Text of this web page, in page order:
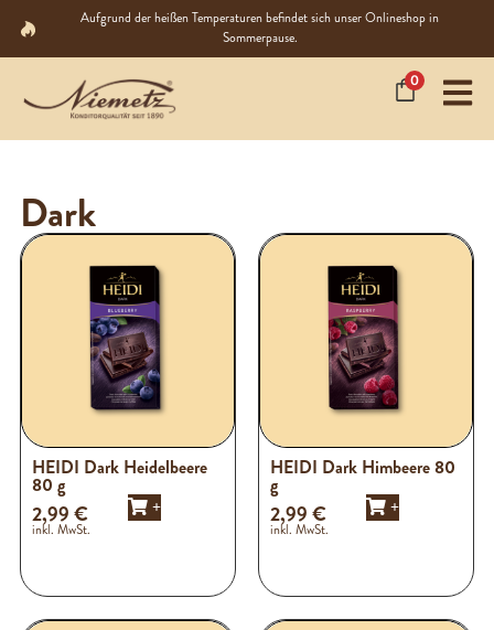
Aufgrund der heißen Temperaturen befindet sich unser Onlineshop in
Sommerpause.
0
Dark
HEIDI Dark Heidelbeere
80 g
+
2,99€
inkl. MwSt.
HEIDI Dark Himbeere 80
g
+
2,99€
inkl. MwSt.